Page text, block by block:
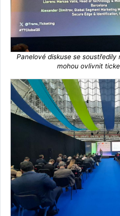
Panelové diskuse se
mohou ovlivnit